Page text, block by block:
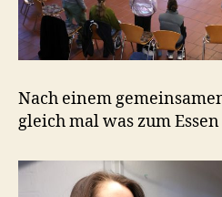
Nach einem
gleich mal was zum